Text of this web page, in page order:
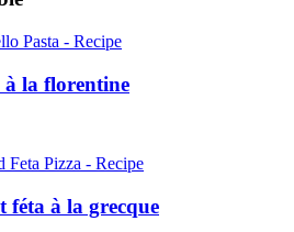
à la florentine
féta à la grecque